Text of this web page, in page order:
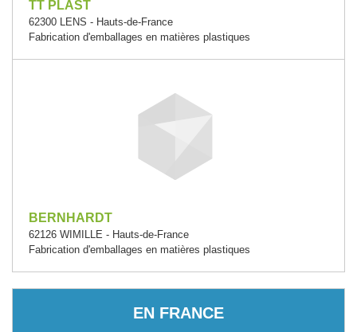
TT PLAST
62300 LENS - Hauts-de-France
Fabrication d'emballages en matières plastiques
BERNHARDT
62126 WIMILLE - Hauts-de-France
Fabrication d'emballages en matières plastiques
EN FRANCE